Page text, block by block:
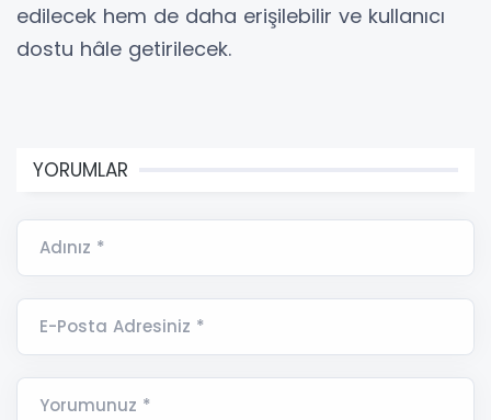
edilecek hem de daha erişilebilir ve kullanıcı
dostu hâle getirilecek.
YORUMLAR
Adınız *
E-Posta Adresiniz *
Yorumunuz *